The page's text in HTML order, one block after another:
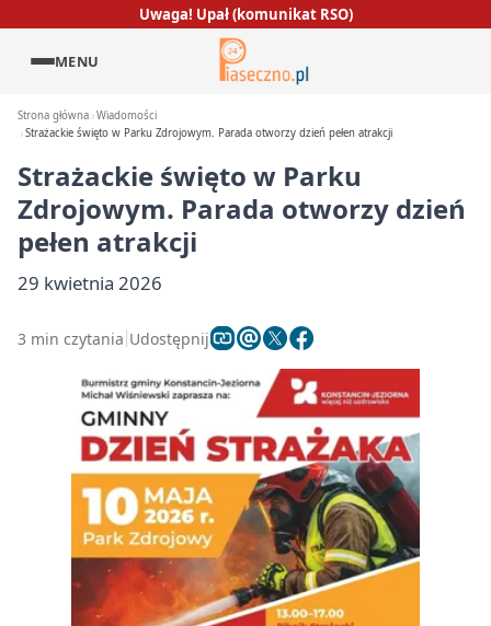
Uwaga! Upał (komunikat RSO)
MENU
Strona główna Wiadomości
Strażackie święto w Parku Zdrojowym. Parada otworzy dzień pełen atrakcji
Strażackie święto w Parku
Zdrojowym. Parada otworzy dzień
pełen atrakcji
29 kwietnia 2026
3 min czytania Udostępnij